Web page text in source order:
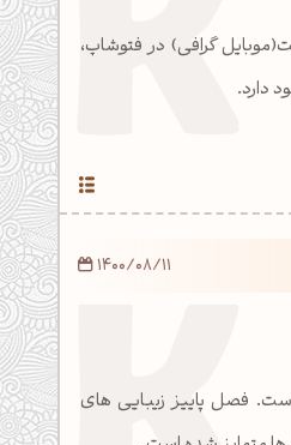
گرافی) در فتوشاپ،
دارد.
فصل پاییز زیبایی های
1400/08/11